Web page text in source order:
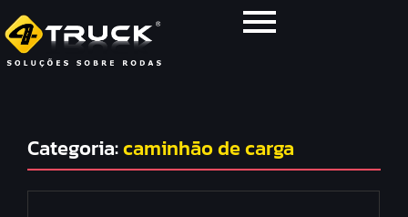
Categoria:caminhão de carga